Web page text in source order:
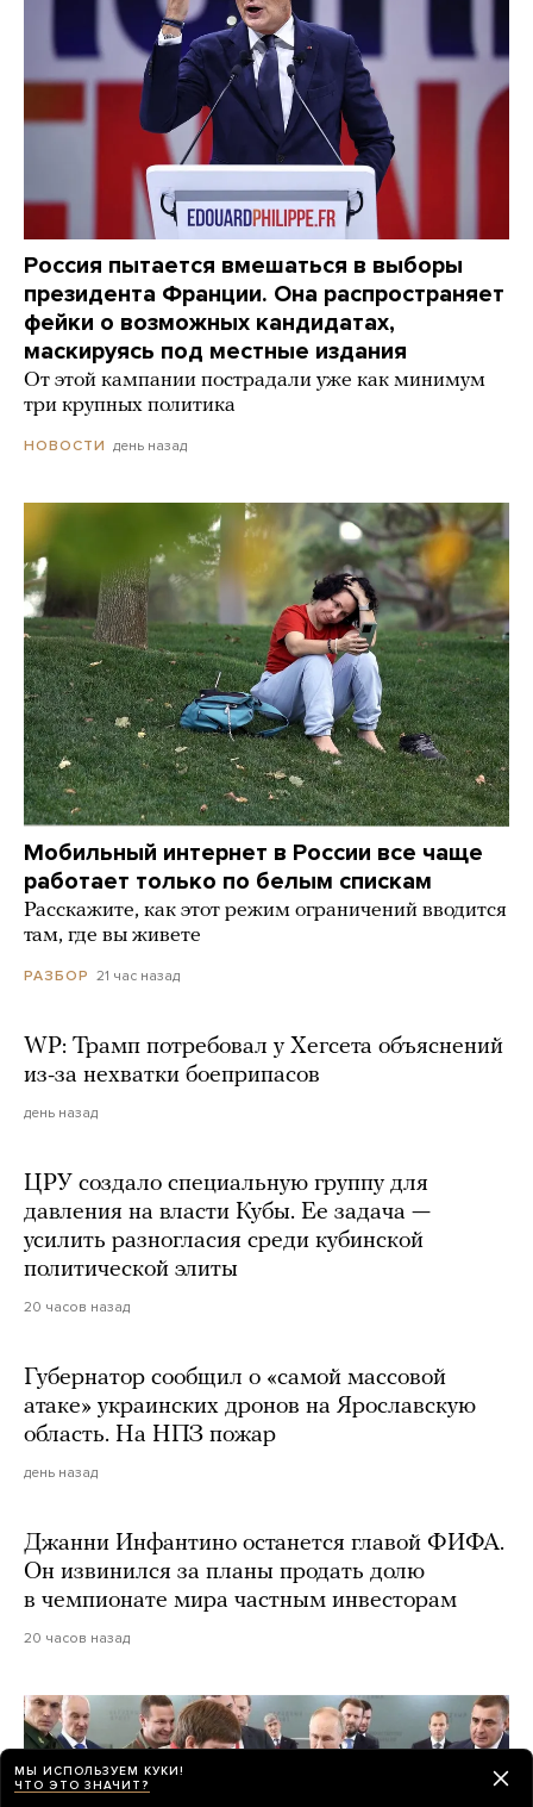
Россия пытается вмешаться в выборы
президента Франции. Она распространяет
фейки о возможных кандидатах,
маскируясь под местные издания
От этой кампании пострадали уже как минимум
три крупных политика
НОВОСТИ день назад
Мобильный интернет в России все чаще
работает только по белым спискам
Расскажите, как этот режим ограничений вводится
там, где вы живете
РАЗБОР 21 час назад
WP: Трамп потребовал у Хегсета объяснений
из-за нехватки боеприпасов
день назад
ЦРУ создало специальную группу для
давления на власти Кубы. Ее задача —
усилить разногласия среди кубинской
политической элиты
20 часов назад
Губернатор сообщил о «самой массовой
атаке» украинских дронов на Ярославскую
область. На НПЗ пожар
день назад
Джанни Инфантино останется главой ФИФА.
Он извинился за планы продать долю
в чемпионате мира частным инвесторам
20 часов назад
МЫ ИСПОЛЬЗУЕМ КУКИ!
ЧТО ЭТО ЗНАЧИТ?